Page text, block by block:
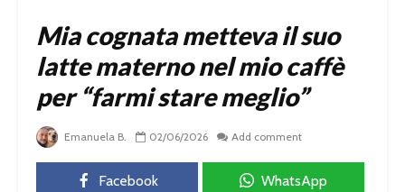
Mia cognata metteva il suo
latte materno nel mio caffè
per “farmi stare meglio”
Emanuela B. 02/06/2026 Add comment
Facebook WhatsApp